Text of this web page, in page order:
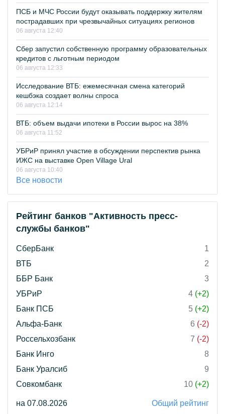
ПСБ и МЧС России будут оказывать поддержку жителям
пострадавших при чрезвычайных ситуациях регионов
06 августа 12:40
Сбер запустил собственную программу образовательных
кредитов с льготным периодом
06 августа 12:33
Исследование ВТБ: ежемесячная смена категорий
кешбэка создает волны спроса
06 августа 12:14
ВТБ: объем выдачи ипотеки в России вырос на 38%
06 августа 11:52
УБРиР принял участие в обсуждении перспектив рынка
ИЖС на выставке Open Village Ural
06 августа 10:40
Все новости
Рейтинг банков "Активность пресс-
службы банков"
СберБанк
1
ВТБ
2
ББР Банк
3
УБРиР
4 (+2)
Банк ПСБ
5 (+2)
Альфа-Банк
6 (-2)
Россельхозбанк
7 (-2)
Банк Инго
8
Банк Уралсиб
9
Совкомбанк
10 (+2)
на 07.08.2026 Общий рейтинг